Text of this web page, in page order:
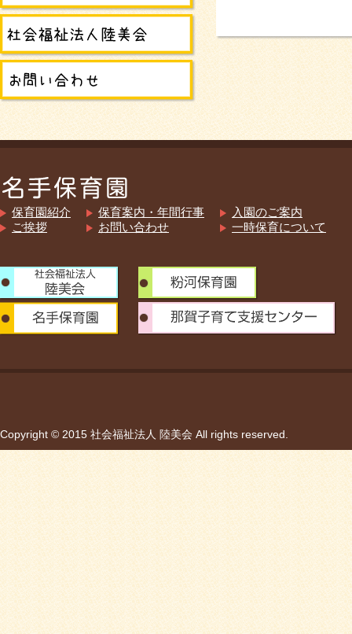
保育園紹介
ご挨拶
保育案内・年間行事
お問い合わせ
入園のご案内
一時保育について
Copyright © 2015 社会福祉法人 陸美会 All rights reserved.